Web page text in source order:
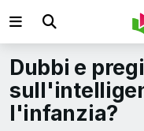
Dubbi e
l'infanzia?